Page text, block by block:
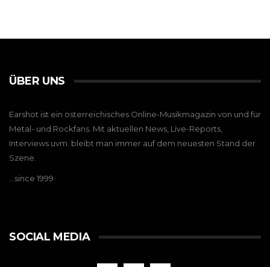
ÜBER UNS
Earshot ist ein österreichisches Online-Musikmagazin von und für
Metal- und Rockfans. Mit aktuellen News, Live-Reports,
Interviews uvm. bleibt man immer auf dem neuesten Stand der
Szene.
…since 1999
SOCIAL MEDIA